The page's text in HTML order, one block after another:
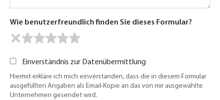
Wie benutzerfreundlich finden Sie dieses Formular?
Einverständnis zur Datenübermittlung
Hiermit erkläre ich mich einverstanden, dass die in diesem Formular
ausgefüllten Angaben als Email-Kopie an das von mir ausgewählte
Unternehmen gesendet wird.